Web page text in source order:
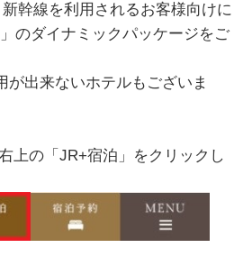
幹線を利用されるお客様向けに
のダイナミックパッケージをご
が出来ないホテルもございま
右上の「JR+宿泊」をクリックし